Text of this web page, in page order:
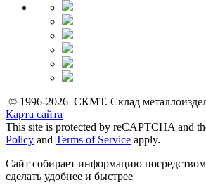
© 1996-2026 СКМТ. Склад
Карта сайта
This site is protected by reCAPTCHA and
Policy and Terms of Service apply.
Сайт собирает информацию
сделать удобнее и быстрее